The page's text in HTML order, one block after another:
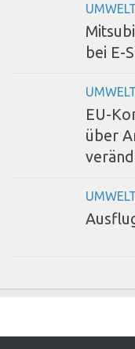
bei E-
EU-
über